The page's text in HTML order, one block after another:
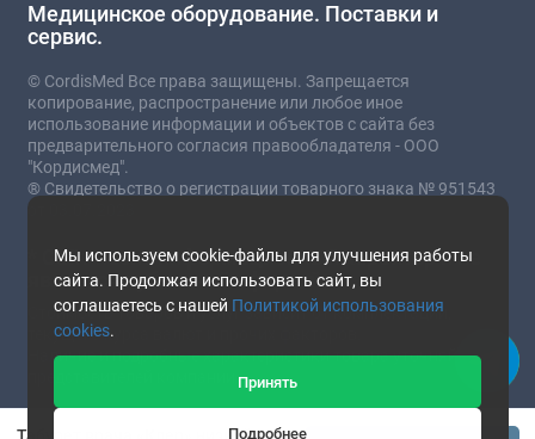
Табурет врача «Клер» низкий газовый патрон (Россия)
Мы используем cookie-файлы для улучшения работы
сайта. Продолжая использовать сайт, вы
соглашаетесь с нашей Политикой использования
cookies.
Принять
Подробнее
Медицинское оборудование. Поставки и
сервис.
© CordisMed Все права защищены. Запрещается
копирование, распространение или любое иное
использование информации и объектов с сайта без
предварительного согласия правообладателя - ООО
"Кордисмед".
® Свидетельство о регистрации товарного знака № 951543
от 03.07.2023
* Сайт носит информационный характер и не
является публичной офертой.
Стоимость товаров и услуг зависит от комплектации,
текущего курса валют и прочих факторов.
Наличие и подробные характеристики товара уточняйте у
представителей компании.
This site is protected by reCAPTCHA and the Google